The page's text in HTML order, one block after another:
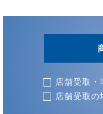
店舗受取・
店舗受取の